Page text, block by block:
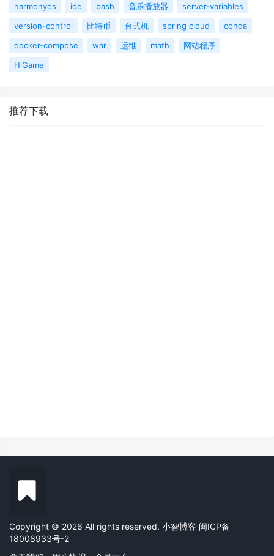
harmonyos
ide bash 音乐播放器
server-variables
version-control
比特币 台式机 spring cloud
conda
docker-compose
war 运维 math
网站程序
HiGame
推荐下载
Copyright © 2026 All rights reserved. 小智博客 闽ICP备
18008933号-2